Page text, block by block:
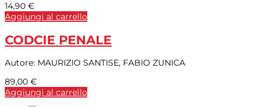
14,90 €
Aggiungi al carrello
CODCIE PENALE
Autore: MAURIZIO SANTISE, FABIO ZUNICA
89,00 €
Aggiungi al carrello